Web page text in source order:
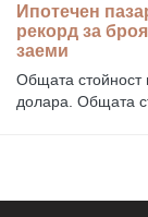
Ипотечен
рекорд за
заеми
Общата стойност
долара. Общата